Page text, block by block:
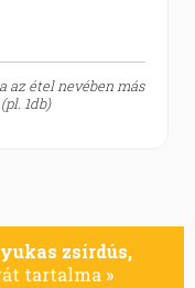
az étel nevében más
1db)
zsírdús,
tartalma »